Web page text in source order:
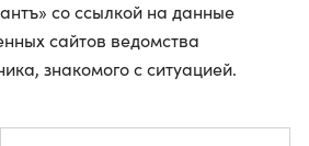
со ссылкой на данные
сайтов ведомства
знакомого с ситуацией.